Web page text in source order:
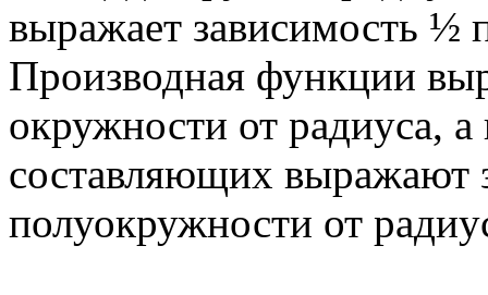
выражает зависимость ½
Производная функции
окружности от радиуса,
составляющих выражают
полуокружности от